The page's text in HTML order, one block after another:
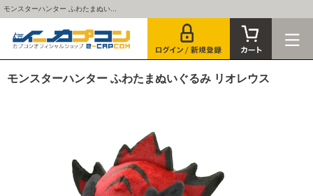
モンスターハンター ふわたまぬい...
モンスターハンター ふわたまぬいぐるみ リオレウス